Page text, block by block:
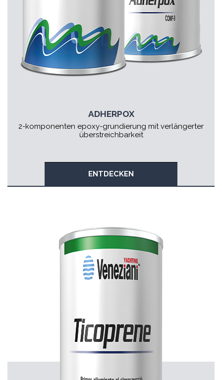
ADHERPOX
2-komponenten epoxy-grundierung mit verlängerter
überstreichbarkeit
ENTDECKEN